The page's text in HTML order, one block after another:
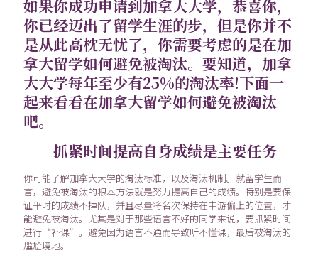
如果你成功申请到加拿大大学，恭喜你，
你已经迈出了留学生涯的步，但是你并不
是从此高枕无忧了，你需要考虑的是在加
拿大留学如何避免被淘汰。要知道，加拿
大大学每年至少有25%的淘汰率!下面一
起来看看在加拿大留学如何避免被淘汰
吧。
抓紧时间提高自身成绩是主要任务
你可能了解加拿大大学的淘汰标准，以及淘汰机制。就留学生而
言，避免被淘汰的根本方法就是努力提高自己的成绩。特别是要保
证平时的成绩不掉队，并且尽量将名次保持在中游偏上的位置，才
能避免被淘汰。尤其是对于那些语言不好的同学来说，要抓紧时间
进行“补课”。避免因为语言不通而导致听不懂课，最后被淘汰的
尴尬境地。